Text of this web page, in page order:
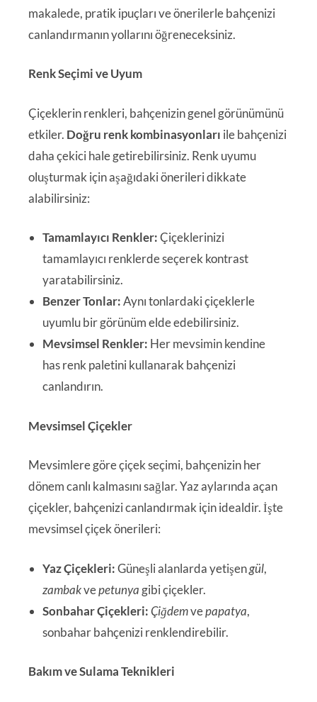
makalede, pratik ipuçları ve önerilerle bahçenizi
canlandırmanın yollarını öğreneceksiniz.
Renk Seçimi ve Uyum
Çiçeklerin renkleri, bahçenizin genel görünümünü
etkiler. Doğru renk kombinasyonları ile bahçenizi
daha çekici hale getirebilirsiniz. Renk uyumu
oluşturmak için aşağıdaki önerileri dikkate
alabilirsiniz:
Tamamlayıcı Renkler:Çiçeklerinizi
tamamlayıcı renklerde seçerek kontrast
yaratabilirsiniz.
Benzer Tonlar:Aynı tonlardaki çiçeklerle
uyumlu bir görünüm elde edebilirsiniz.
Mevsimsel Renkler: Her mevsimin kendine
has renk paletini kullanarak bahçenizi
canlandırın.
Mevsimsel Çiçekler
Mevsimlere göre çiçek seçimi, bahçenizin her
dönem canlı kalmasını sağlar. Yaz aylarında açan
çiçekler, bahçenizi canlandırmak için idealdir. İşte
mevsimsel çiçek önerileri:
Yaz Çiçekleri:Güneşli alanlarda yetişengül,
zambakvepetunya gibi çiçekler.
Sonbahar Çiçekleri:Çiğdemvepapatya,
sonbahar bahçenizi renklendirebilir.
Bakım ve Sulama Teknikleri